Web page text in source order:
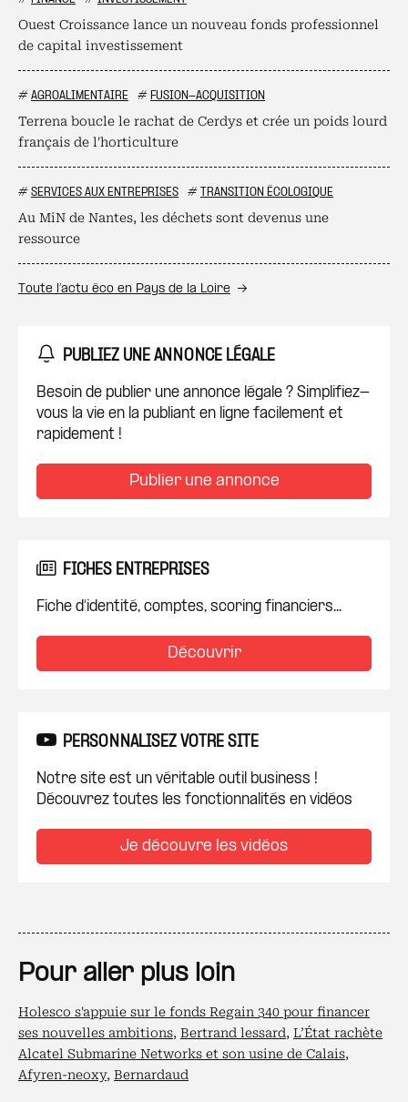
Ouest Croissance lance un nouveau fonds professionnel
de capital investissement
# AGROALIMENTAIRE # FUSION-ACQUISITION
Terrena boucle le rachat de Cerdys et crée un poids lourd
français de l'horticulture
# SERVICES AUX ENTREPRISES # TRANSITION ÉCOLOGIQUE
Au MiN de Nantes, les déchets sont devenus une
ressource
Toute l’actu éco en Pays de la Loire
PUBLIEZ UNE ANNONCE LÉGALE
Besoin de publier une annonce légale ? Simplifiez-
vous la vie en la publiant en ligne facilement et
rapidement !
Publier une annonce
FICHES ENTREPRISES
Fiche d'identité, comptes, scoring financiers...
Découvrir
PERSONNALISEZ VOTRE SITE
Notre site est un véritable outil business !
Découvrez toutes les fonctionnalités en vidéos
Je découvre les vidéos
Pour aller plus loin
Holesco s'appuie sur le fonds Regain 340 pour financer
ses nouvelles ambitions, Bertrand lessard, L’État rachète
Alcatel Submarine Networks et son usine de Calais,
Afyren-neoxy, Bernardaud